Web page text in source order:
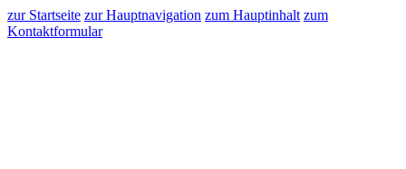
zur Startseite zur Hauptnavigation zum Hauptinhalt zum
Kontaktformular